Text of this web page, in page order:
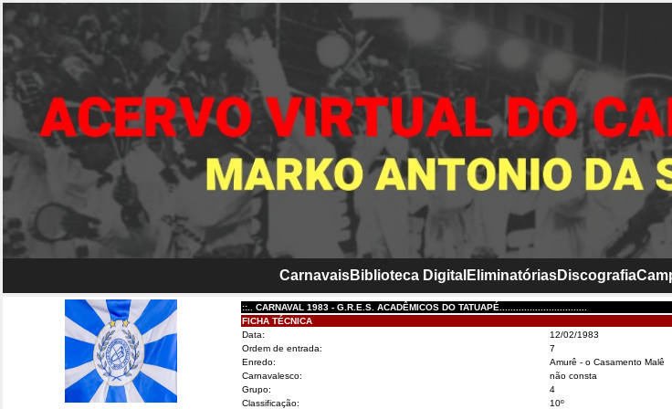
CarnavaisBiblioteca Digital EliminatóriasDiscografia
::.. CARNAVAL 1983 - G.R.E.S. ACADÊMICOS DO TATUAPÉ................................
FICHA TÉCNICA
Data:
12/02/1983
Ordem de entrada:
7
Enredo:
Amurê - o Casamento Malê
Carnavalesco:
não consta
Grupo:
4
Classificação:
10º